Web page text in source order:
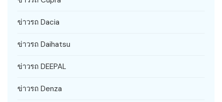
ข่าวรถ Dacia
ข่าวรถ Daihatsu
ข่าวรถ DEEPAL
ข่าวรถ Denza